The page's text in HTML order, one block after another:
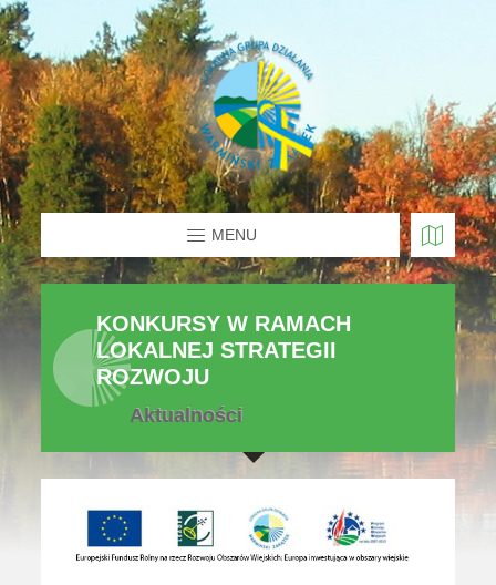
MENU
KONKURSY W RAMACH
LOKALNEJ STRATEGII
ROZWOJU
Aktualności